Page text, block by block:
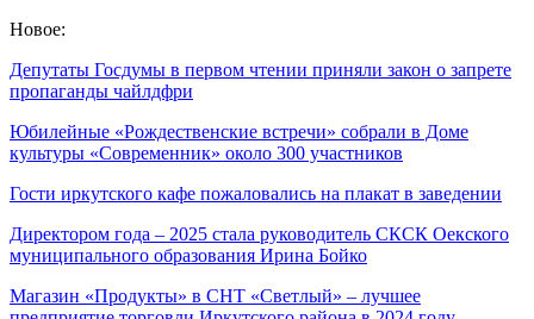
Новое:
Депутаты Госдумы в первом чтении приняли закон о запрете
пропаганды чайлдфри
Юбилейные «Рождественские встречи» собрали в Доме
культуры «Современник» около 300 участников
Гости иркутского кафе пожаловались на плакат в заведении
Директором года – 2025 стала руководитель СКСК Оекского
муниципального образования Ирина Бойко
Магазин «Продукты» в СНТ «Светлый» – лучшее